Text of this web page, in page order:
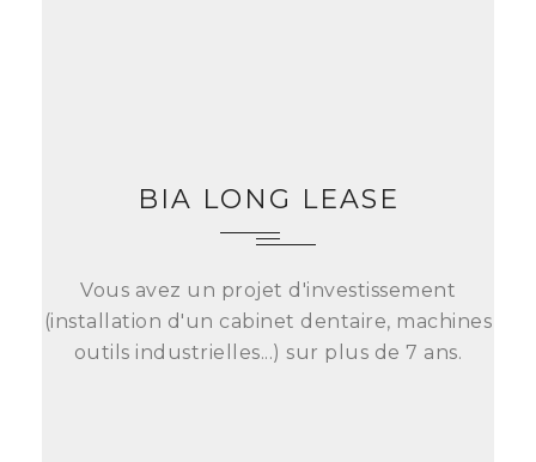
BIA LONG LEASE
Vous avez un projet d'investissement
(installation d'un cabinet dentaire, machines
outils industrielles...) sur plus de 7 ans.